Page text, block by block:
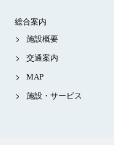
総合案内
施設概要
交通案内
MAP
施設・サービス